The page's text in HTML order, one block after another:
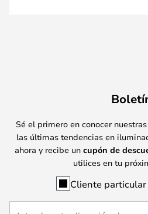
Sé el primero en conocer
las últimas tendencias en
ahora y recibe un cupón de
utilices en tu
Cliente particular